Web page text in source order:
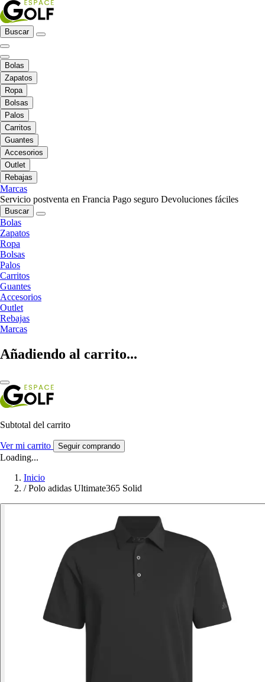
Buscar
Bolas
Zapatos
Ropa
Bolsas
Palos
Carritos
Guantes
Accesorios
Outlet
Rebajas
Marcas
Servicio postventa en Francia Pago seguro Devoluciones fáciles
Buscar
Bolas
Zapatos
Ropa
Bolsas
Palos
Carritos
Guantes
Accesorios
Outlet
Rebajas
Marcas
Añadiendo al carrito...
Subtotal del carrito
Ver mi carrito Seguir comprando
Loading...
Inicio
/ Polo adidas Ultimate365 Solid